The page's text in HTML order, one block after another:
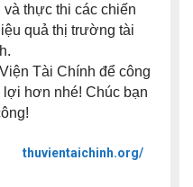
thực thi các chiến
quả thị trường tài
Tài Chính để công
hơn nhé! Chúc bạn
thuvientaichinh.org/